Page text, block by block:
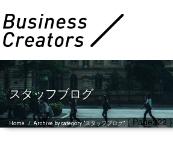
スタッフブログ
Home /Archive by category "スタッフブログ"( Page222 )